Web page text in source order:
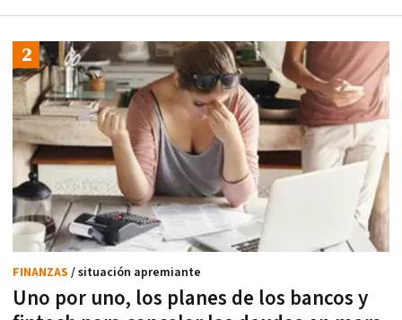
Uno por uno, los planes de los bancos y
FINANZAS / situación apremiante